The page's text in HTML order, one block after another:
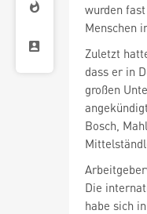
wurden
Menschen
Zuletzt
dass er in
großen
Bosch,
Die
habe sich